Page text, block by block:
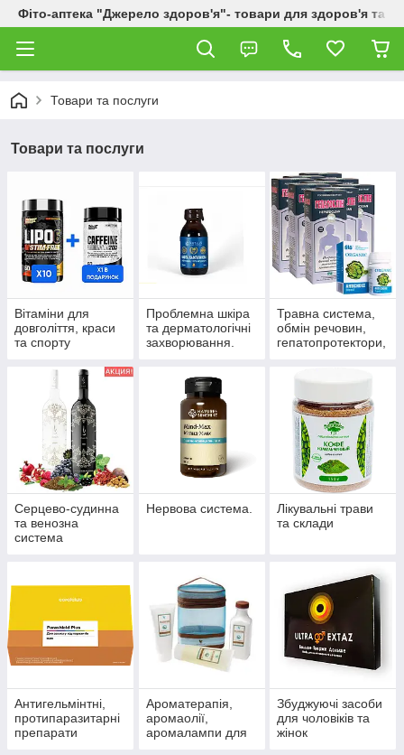
Фіто-аптека "Джерело здоров'я"- товари для здоров'я та
Товари та послуги
Товари та послуги
Вітаміни для
довголіття, краси
та спорту
Проблемна шкіра
та дерматологічні
захворювання.
Травна система,
обмін речовин,
гепатопротектори,
Серцево-судинна
та венозна
система
Нервова система.
Лікувальні трави
та склади
Антигельмінтні,
протипаразитарні
препарати
Ароматерапія,
аромаолії,
аромалампи для
Збуджуючі засоби
для чоловіків та
жінок